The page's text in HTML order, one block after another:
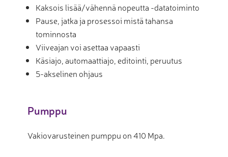
Kaksois lisää/vähennä nopeutta -datatoiminto
Pause, jatka ja prosessoi mistä tahansa
tominnosta
Viiveajan voi asettaa vapaasti
Käsiajo, automaattiajo, editointi, peruutus
5-akselinen ohjaus
Pumppu
Vakiovarusteinen pumppu on 410 Mpa.